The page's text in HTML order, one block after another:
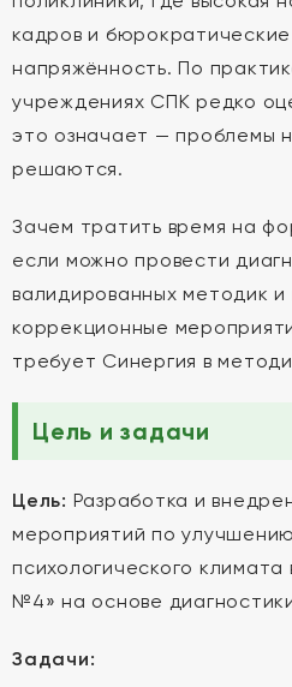
кадров и
напряжённость. По
учреждениях СПК редко
это означает — проблемы
решаются.
Зачем тратить время на
если можно провести
валидированных методик
коррекционные
требует Синергия в
Цель и задачи
Цель: Разработка и
мероприятий по
психологического климата
№4» на основе
Задачи: